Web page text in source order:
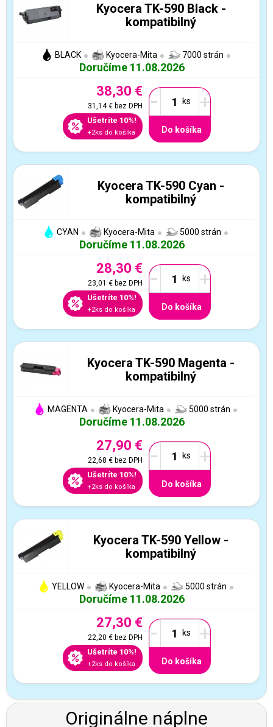
Kyocera TK-590 Black -
kompatibilný
BLACK Kyocera-Mita 7000 strán
Doručíme 11.08.2026
38,30 €
31,14 €bez DPH
Ušetríte 10%!
+2ks do košíka
- +
Do košíka
Kyocera TK-590 Cyan -
kompatibilný
CYAN Kyocera-Mita 5000 strán
Doručíme 11.08.2026
28,30 €
23,01 €bez DPH
Ušetríte 10%!
+2ks do košíka
- +
Do košíka
Kyocera TK-590 Magenta -
kompatibilný
MAGENTA Kyocera-Mita 5000 strán
Doručíme 11.08.2026
27,90 €
22,68 €bez DPH
Ušetríte 10%!
+2ks do košíka
- +
Do košíka
Kyocera TK-590 Yellow -
kompatibilný
YELLOW Kyocera-Mita 5000 strán
Doručíme 11.08.2026
27,30 €
22,20 €bez DPH
Ušetríte 10%!
+2ks do košíka
- +
Do košíka
Originálne náplne